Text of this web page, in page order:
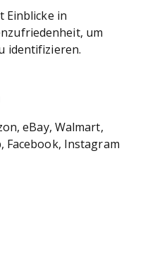
Einblicke in
um
identifizieren.
eBay, Walmart,
Facebook, Instagram